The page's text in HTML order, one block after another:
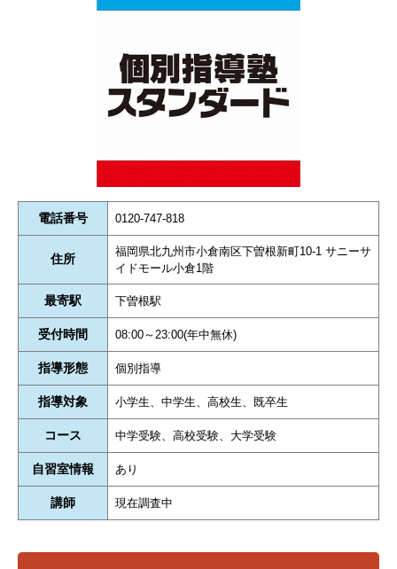
電話番号 0120-747-818
住所
福岡県北九州市小倉南区下曽根新町10-1 サニーサ
イドモール小倉1階
最寄駅 下曽根駅
受付時間 08:00～23:00(年中無休)
指導形態 個別指導
指導対象 小学生、中学生、高校生、既卒生
コース 中学受験、高校受験、大学受験
自習室情報 あり
講師 現在調査中